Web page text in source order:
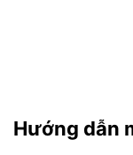
Hướng dẫn